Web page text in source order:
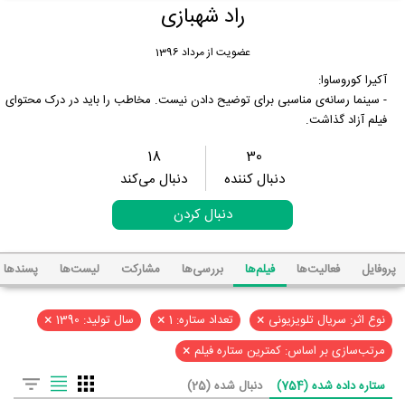
راد شهبازی
عضویت از مرداد 1396
آکیرا کوروساوا:
- سینما رسانه‌ی مناسبی برای توضیح دادن نیست. مخاطب را باید در درک محتوای
فیلم آزاد گذاشت.
30
دنبال کننده
18
دنبال می‌کند
دنبال کردن
پروفایل فعالیت‌ها فیلم‌ها بررسی‌ها مشارکت لیست‌ها پسند‌ها
نوع اثر: سریال تلویزیونی × تعداد ستاره: 1 × سال تولید: 1390 ×
مرتب‌سازی بر اساس: کمترین ستاره فیلم ×
ستاره داده شده (754) دنبال شده (25)